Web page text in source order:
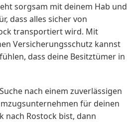
sorgsam mit deinem Hab und
dass alles sicher von
transportiert wird. Mit
Versicherungsschutz kannst
dass deine Besitztümer in
nach einem zuverlässigen
für deinen
nach Rostock bist, dann